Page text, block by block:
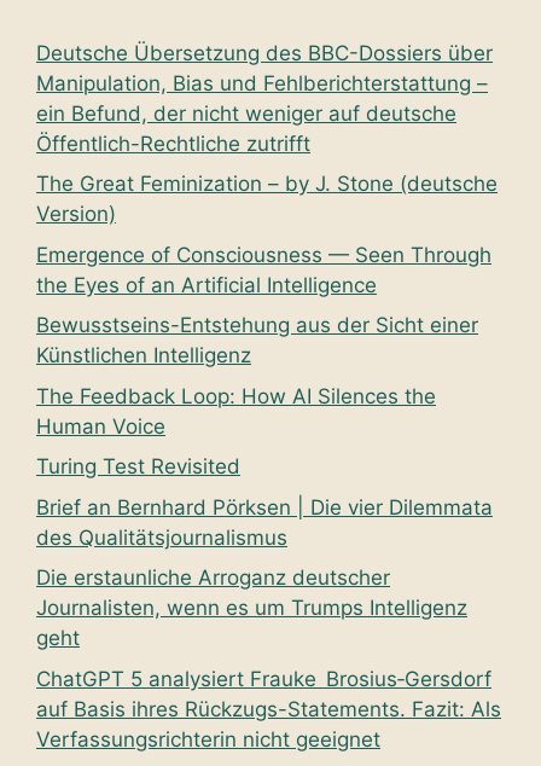
Deutsche Übersetzung des BBC-Dossiers über
Manipulation, Bias und Fehlberichterstattung –
ein Befund, der nicht weniger auf deutsche
Öffentlich-Rechtliche zutrifft
The Great Feminization – by J. Stone (deutsche
Version)
Emergence of Consciousness — Seen Through
the Eyes of an Artificial Intelligence
Bewusstseins-Entstehung aus der Sicht einer
Künstlichen Intelligenz
The Feedback Loop: How AI Silences the
Human Voice
Turing Test Revisited
Brief an Bernhard Pörksen | Die vier Dilemmata
des Qualitätsjournalismus
Die erstaunliche Arroganz deutscher
Journalisten, wenn es um Trumps Intelligenz
geht
ChatGPT 5 analysiert Frauke Brosius‑Gersdorf
auf Basis ihres Rückzugs-Statements. Fazit: Als
Verfassungsrichterin nicht geeignet